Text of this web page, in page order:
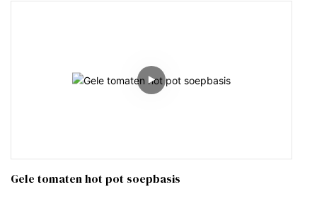
Gele tomaten hot pot soepbasis